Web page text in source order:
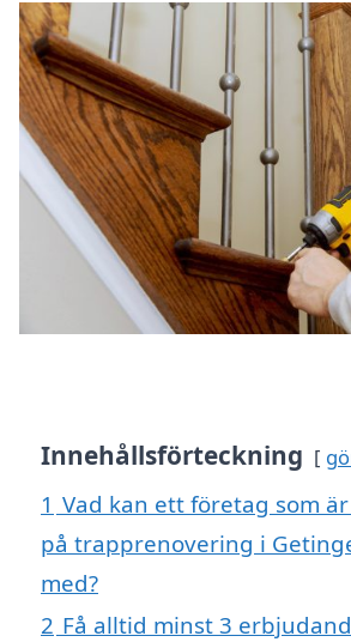
Innehållsförteckning
1 Vad kan ett företag som
på trapprenovering i
med?
2 Få alltid minst 3